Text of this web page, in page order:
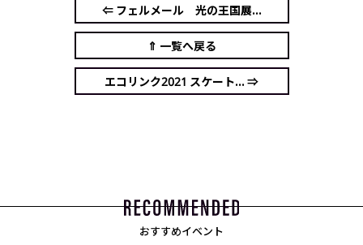
⇐ フェルメール 光の王国展...
⇑ 一覧へ戻る
エコリンク2021 スケート... ⇒
おすすめイベント